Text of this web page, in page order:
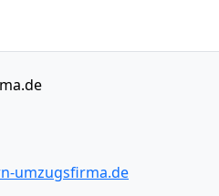
umzugsfirma.de